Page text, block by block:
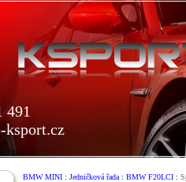
491
ksport.cz
BMW MINI : Jedničková řada : BMW F20LCI :